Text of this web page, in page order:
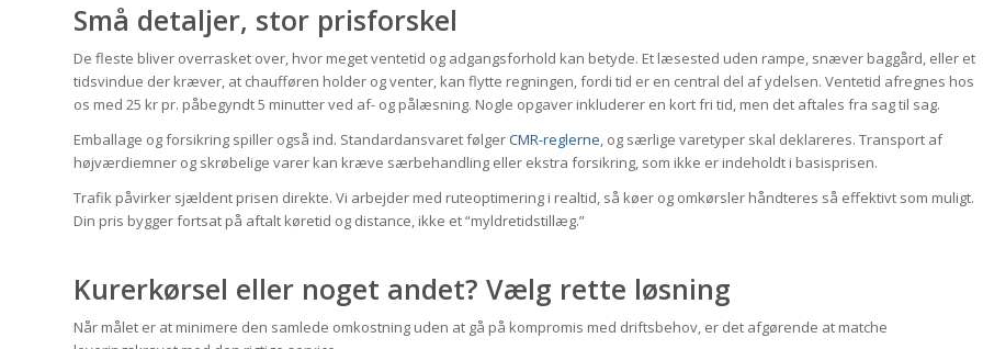
Små detaljer, stor prisforskel
De fleste bliver overrasket over, hvor meget ventetid og adgangsforhold kan betyde. Et læsested uden rampe, snæver baggård, eller et
tidsvindue der kræver, at chaufføren holder og venter, kan flytte regningen, fordi tid er en central del af ydelsen. Ventetid afregnes hos
os med 25 kr pr. påbegyndt 5 minutter ved af- og pålæsning. Nogle opgaver inkluderer en kort fri tid, men det aftales fra sag til sag.
Emballage og forsikring spiller også ind. Standardansvaret følgerCMR-reglerne, og særlige varetyper skal deklareres. Transport af
højværdiemner og skrøbelige varer kan kræve særbehandling eller ekstra forsikring, som ikke er indeholdt i basisprisen.
Trafik påvirker sjældent prisen direkte. Vi arbejder med ruteoptimering i realtid, så køer og omkørsler håndteres så effektivt som muligt.
Din pris bygger fortsat på aftalt køretid og distance, ikke et “myldretidstillæg.”
Kurerkørsel eller noget andet? Vælg rette løsning
Når målet er at minimere den samlede omkostning uden at gå på kompromis med driftsbehov, er det afgørende at matche